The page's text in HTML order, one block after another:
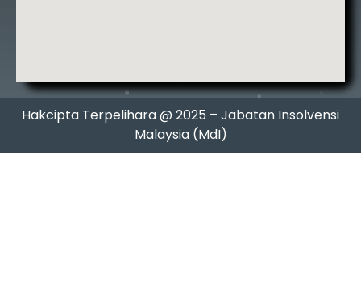
Hakcipta Terpelihara @ 2025 – Jabatan Insolvensi
Malaysia (MdI)